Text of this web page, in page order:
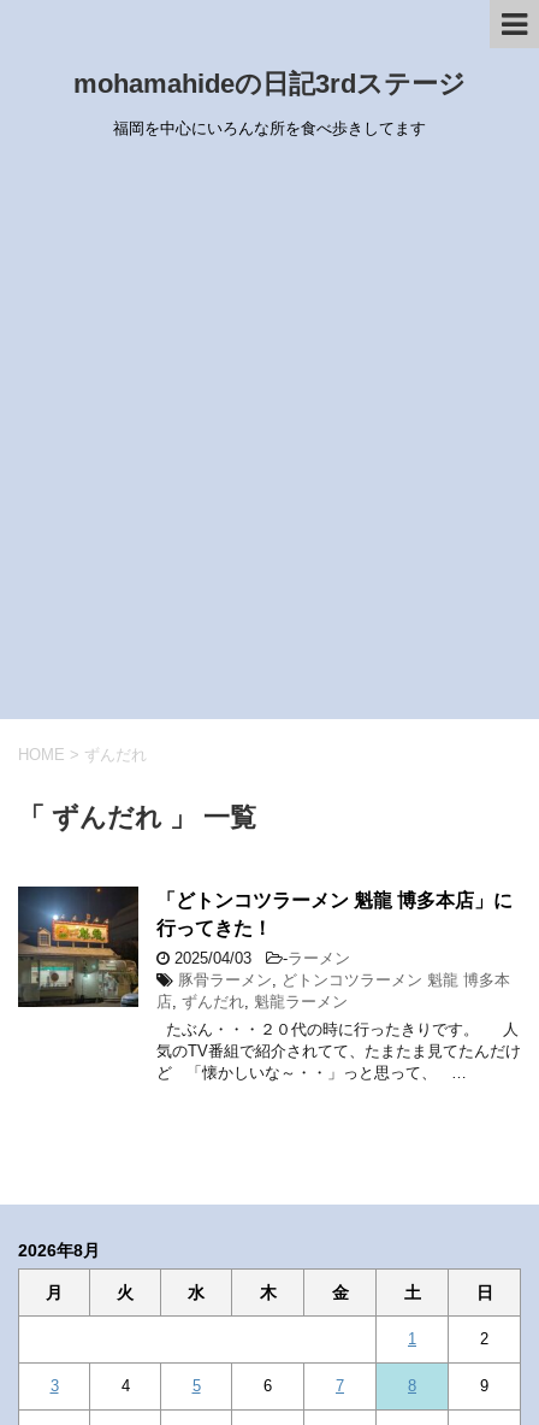
mohamahideの日記3rdステージ
福岡を中心にいろんな所を食べ歩きしてます
HOME > ずんだれ
「 ずんだれ 」 一覧
「どトンコツラーメン 魁龍 博多本店」に
行ってきた！
2025/04/03 -ラーメン
豚骨ラーメン
どトンコツラーメン 魁龍 博多本
店 ずんだれ 魁龍ラーメン
たぶん・・・２０代の時に行ったきりです。 人
気のTV番組で紹介されてて、たまたま見てたんだけ
ど 「懐かしいな～・・」っと思って、 …
2026年8月
月 火 水 木 金 土 日
1 2
3 4 5 6 7 8 9